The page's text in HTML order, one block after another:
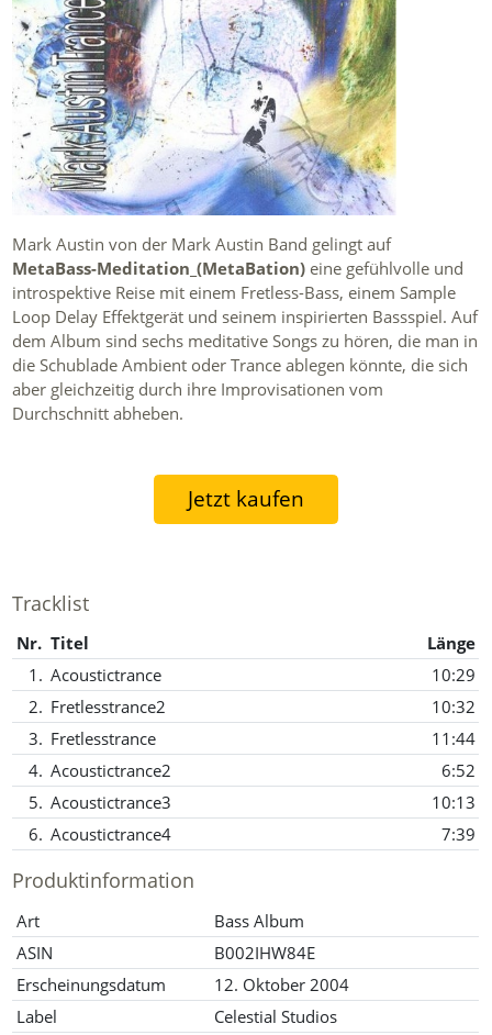
Mark Austin von der Mark Austin Band gelingt auf
MetaBass-Meditation_(MetaBation) eine gefühlvolle und
introspektive Reise mit einem Fretless-Bass, einem Sample
Loop Delay Effektgerät und seinem inspirierten Bassspiel. Auf
dem Album sind sechs meditative Songs zu hören, die man in
die Schublade Ambient oder Trance ablegen könnte, die sich
aber gleichzeitig durch ihre Improvisationen vom
Durchschnitt abheben.
Jetzt kaufen
Tracklist
Nr. Titel
Länge
1. Acoustictrance
10:29
2. Fretlesstrance2
10:32
3. Fretlesstrance
11:44
4. Acoustictrance2
6:52
5. Acoustictrance3
10:13
6. Acoustictrance4 7:39
Produktinformation
Art
Bass Album
ASIN
B002IHW84E
Erscheinungsdatum
12. Oktober 2004
Label
Celestial Studios